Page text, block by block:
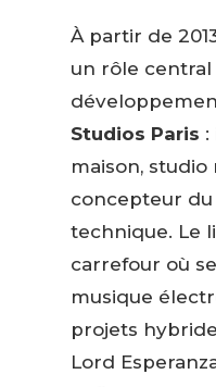
À partir de
un rôle central
Studios Paris :
maison, studio
concepteur
technique. Le
carrefour où
musique
projets
Lord